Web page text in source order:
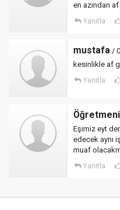
en azından
Yanıtla
mustafa /
kesinlikle af
Yanıtla
Eşimiz eyt
edecek aynı
muaf
Yanıtla